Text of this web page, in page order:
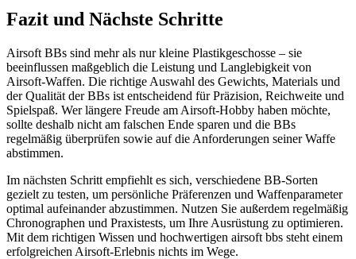
Fazit und Nächste Schritte
Airsoft BBs sind mehr als nur kleine Plastikgeschosse – sie
beeinflussen maßgeblich die Leistung und Langlebigkeit von
Airsoft-Waffen. Die richtige Auswahl des Gewichts, Materials und
der Qualität der BBs ist entscheidend für Präzision, Reichweite und
Spielspaß. Wer längere Freude am Airsoft-Hobby haben möchte,
sollte deshalb nicht am falschen Ende sparen und die BBs
regelmäßig überprüfen sowie auf die Anforderungen seiner Waffe
abstimmen.
Im nächsten Schritt empfiehlt es sich, verschiedene BB-Sorten
gezielt zu testen, um persönliche Präferenzen und Waffenparameter
optimal aufeinander abzustimmen. Nutzen Sie außerdem regelmäßig
Chronographen und Praxistests, um Ihre Ausrüstung zu optimieren.
Mit dem richtigen Wissen und hochwertigen airsoft bbs steht einem
erfolgreichen Airsoft-Erlebnis nichts im Wege.